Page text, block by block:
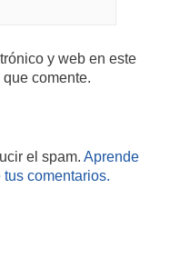
y web en este
comente.
el spam. Aprende
comentarios.